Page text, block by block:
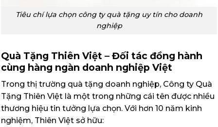
Tiêu chí lựa chọn công ty quà tặng uy tín cho doanh
nghiệp
Quà Tặng Thiên Việt – Đối tác đồng hành
cùng hàng ngàn doanh nghiệp Việt
Trong thị trường quà tặng doanh nghiệp, Công ty Quà
Tặng Thiên Việt là một trong những cái tên được nhiều
thương hiệu tin tưởng lựa chọn. Với hơn 10 năm kinh
nghiệm, Thiên Việt sở hữu: